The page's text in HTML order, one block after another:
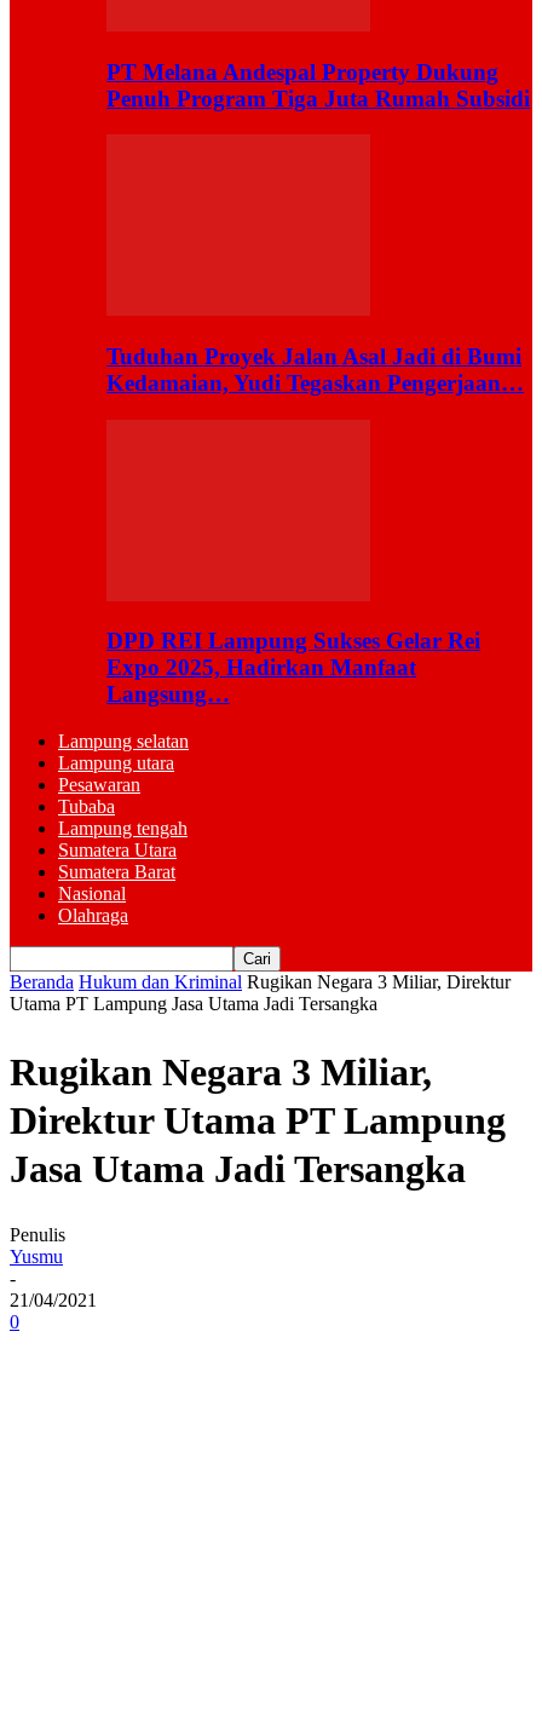
PT Melana Andespal Property Dukung
Penuh Program Tiga Juta Rumah Subsidi
Tuduhan Proyek Jalan Asal Jadi di Bumi
Kedamaian, Yudi Tegaskan Pengerjaan…
DPD REI Lampung Sukses Gelar Rei
Expo 2025, Hadirkan Manfaat
Langsung…
Lampung selatan
Lampung utara
Pesawaran
Tubaba
Lampung tengah
Sumatera Utara
Sumatera Barat
Nasional
Olahraga
Beranda Hukum dan Kriminal Rugikan Negara 3 Miliar, Direktur
Utama PT Lampung Jasa Utama Jadi Tersangka
Rugikan Negara 3 Miliar,
Direktur Utama PT Lampung
Jasa Utama Jadi Tersangka
Penulis
Yusmu
-
21/04/2021
0